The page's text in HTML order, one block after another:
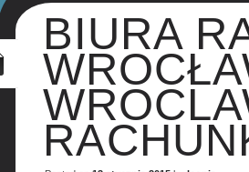
BIURA